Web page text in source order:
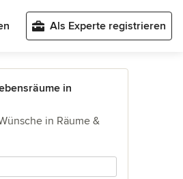
Als Experte registrieren
in
in Räume &